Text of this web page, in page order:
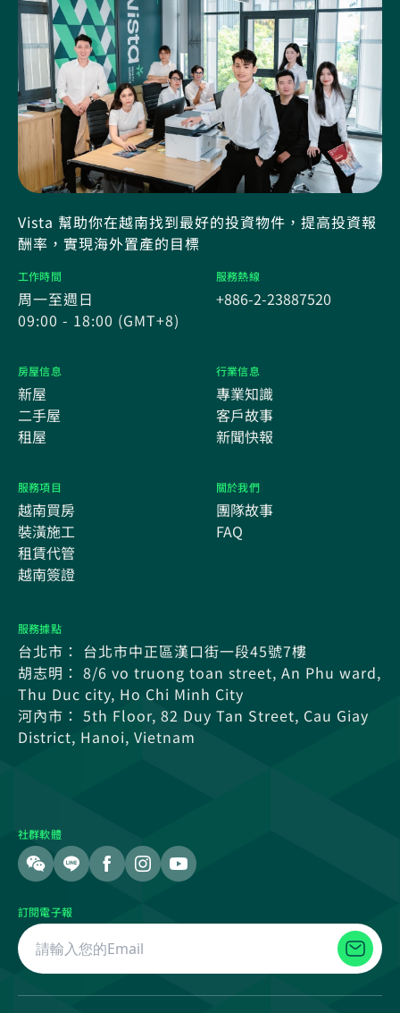
Vista 幫助你在越南找到最好的投資物件，提高投資報
酬率，實現海外置產的目標
工作時間
周一至週日
09:00 - 18:00 (GMT+8)
服務熱線
+886-2-23887520
房屋信息
新屋
二手屋
租屋
行業信息
專業知識
客戶故事
新聞快報
服務項目
越南買房
裝潢施工
租賃代管
越南簽證
關於我們
團隊故事
FAQ
服務據點
台北市： 台北市中正區漢口街一段45號7樓
胡志明： 8/6 vo truong toan street, An Phu ward,
Thu Duc city, Ho Chi Minh City
河內市： 5th Floor, 82 Duy Tan Street, Cau Giay
District, Hanoi, Vietnam
社群軟體
訂閱電子報